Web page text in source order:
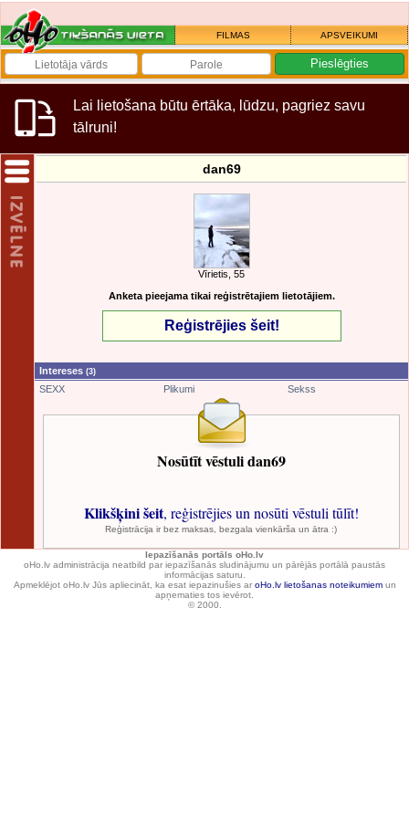
FILMAS APSVEIKUMI
Lai lietošana būtu ērtāka, lūdzu, pagriez savu
tālruni!
dan69
Vīrietis, 55
Anketa pieejama tikai reģistrētajiem lietotājiem.
Reģistrējies šeit!
Intereses (3)
SEXX Plikumi Sekss
Nosūtīt vēstuli dan69
Klikšķini šeit, reģistrējies un nosūti vēstuli tūlīt!
Reģistrācija ir bez maksas, bezgala vienkārša un ātra :)
Iepazīšanās portāls oHo.lv
oHo.lv administrācija neatbild par iepazīšanās sludinājumu un pārējās portālā paustās
informācijas saturu.
Apmeklējot oHo.lv Jūs apliecināt, ka esat iepazinušies ar oHo.lv lietošanas noteikumiemun
apņematies tos ievērot.
© 2000.